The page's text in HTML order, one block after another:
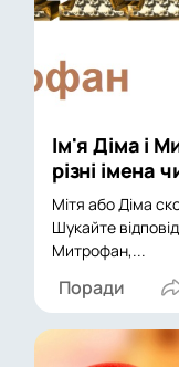
Ім'я Діма і
різні імена
Мітя або Діма
Шукайте
Митрофан,...
Поради